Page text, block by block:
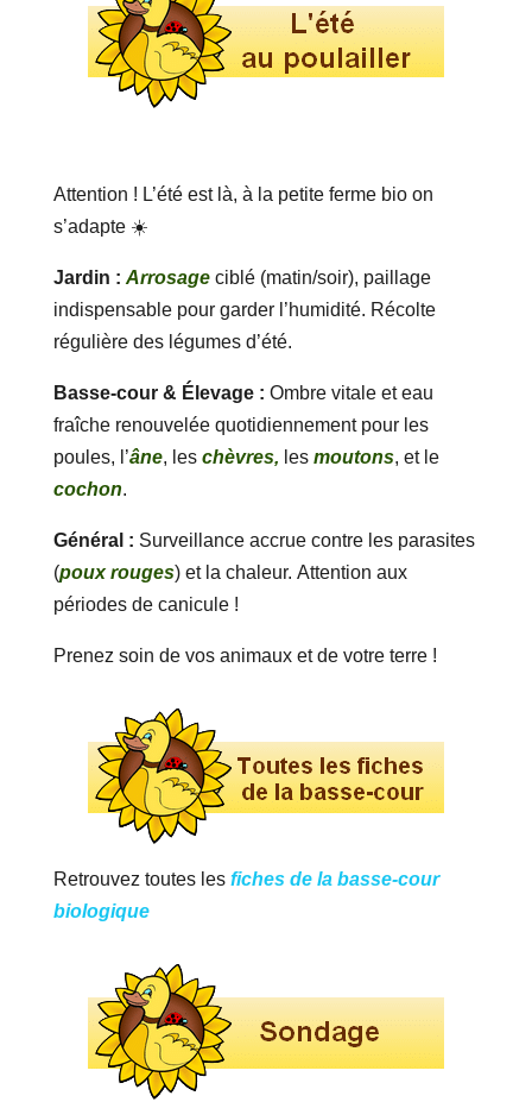
Attention ! L’été est là, à la petite ferme bio on
s’adapte ☀️
Jardin : Arrosageciblé (matin/soir), paillage
indispensable pour garder l’humidité. Récolte
régulière des légumes d’été.
Basse-cour & Élevage : Ombre vitale et eau
fraîche renouvelée quotidiennement pour les
poules, l’âne, les chèvres, les moutons, et le
cochon.
Général : Surveillance accrue contre les parasites
(poux rouges) et la chaleur. Attention aux
périodes de canicule !
Prenez soin de vos animaux et de votre terre !
Retrouvez toutes les fiches de la basse-cour
biologique